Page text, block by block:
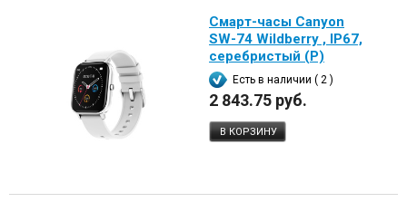
Смарт-часы Canyon
SW-74 Wildberry , IP67,
серебристый (Р)
Есть в наличии ( 2 )
2 843.75 руб.
В КОРЗИНУ